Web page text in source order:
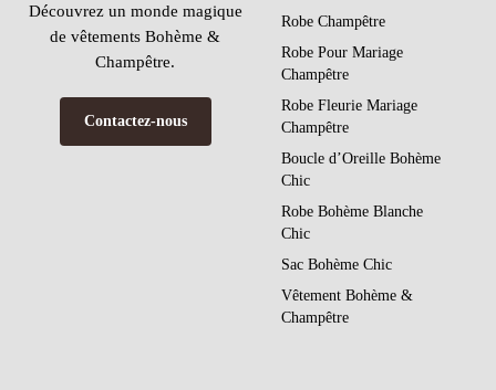
Découvrez un monde magique
de vêtements Bohème &
Champêtre.
Contactez-nous
Robe Champêtre
Robe Pour Mariage
Champêtre
Robe Fleurie Mariage
Champêtre
Boucle d’Oreille Bohème
Chic
Robe Bohème Blanche
Chic
Sac Bohème Chic
Vêtement Bohème &
Champêtre